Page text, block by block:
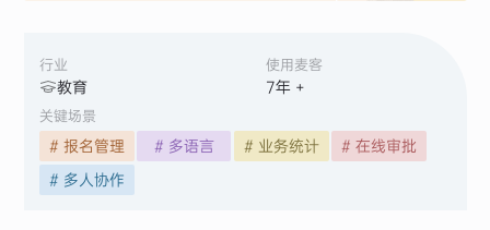
行业
教育
使用麦客
7年 +
关键场景
# 报名管理 # 多语言 # 业务统计
# 在线审批
# 多人协作